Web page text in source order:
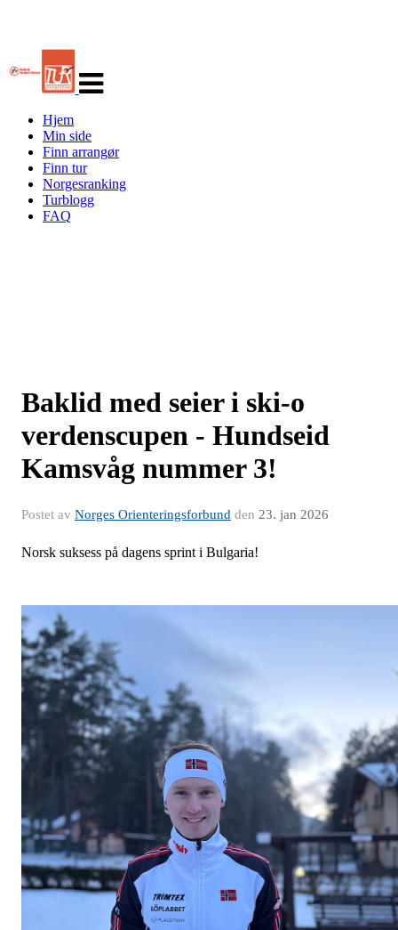
navigasjon
Hjem
Min side
Finn arrangør
Finn tur
Norgesranking
Turblogg
FAQ
Baklid med seier i ski-o
verdenscupen - Hundseid
Kamsvåg nummer 3!
Postet av Norges Orienteringsforbund den 23. jan 2026
Norsk suksess på dagens sprint i Bulgaria!